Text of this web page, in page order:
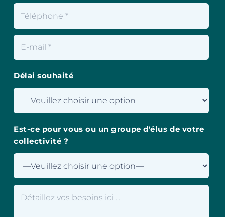
Délai souhaité
Est-ce pour vous ou un groupe d'élus de votre
collectivité ?